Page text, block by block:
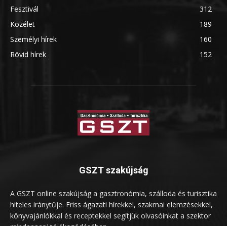
Fesztivál
312
Közélet
189
Személyi hírek
160
Rövid hírek
152
GSZT szakújság
A GSZT online szakújság a gasztronómia, szálloda és turisztika
hiteles iránytűje. Friss ágazati hírekkel, szakmai elemzésekkel,
könyvajánlókkal és receptekkel segítjük olvasóinkat a szektor